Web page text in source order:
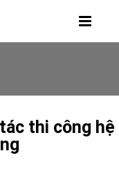
thi công hệ